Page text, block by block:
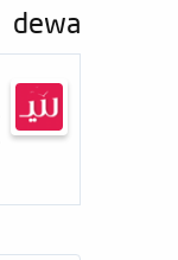
dewa